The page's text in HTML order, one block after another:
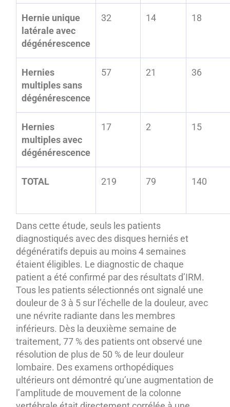
Hernie unique
latérale avec
dégénérescence
32 14 18
Hernies
multiples sans
dégénérescence
57 21 36
Hernies
multiples avec
dégénérescence
17 2 15
TOTAL 219 79 140
Dans cette étude, seuls les patients
diagnostiqués avec des disques herniés et
dégénératifs depuis au moins 4 semaines
étaient éligibles. Le diagnostic de chaque
patient a été confirmé par des résultats d’IRM.
Tous les patients sélectionnés ont signalé une
douleur de 3 à 5 sur l’échelle de la douleur, avec
une névrite radiante dans les membres
inférieurs. Dès la deuxième semaine de
traitement, 77 % des patients ont observé une
résolution de plus de 50 % de leur douleur
lombaire. Des examens orthopédiques
ultérieurs ont démontré qu’une augmentation de
l’amplitude de mouvement de la colonne